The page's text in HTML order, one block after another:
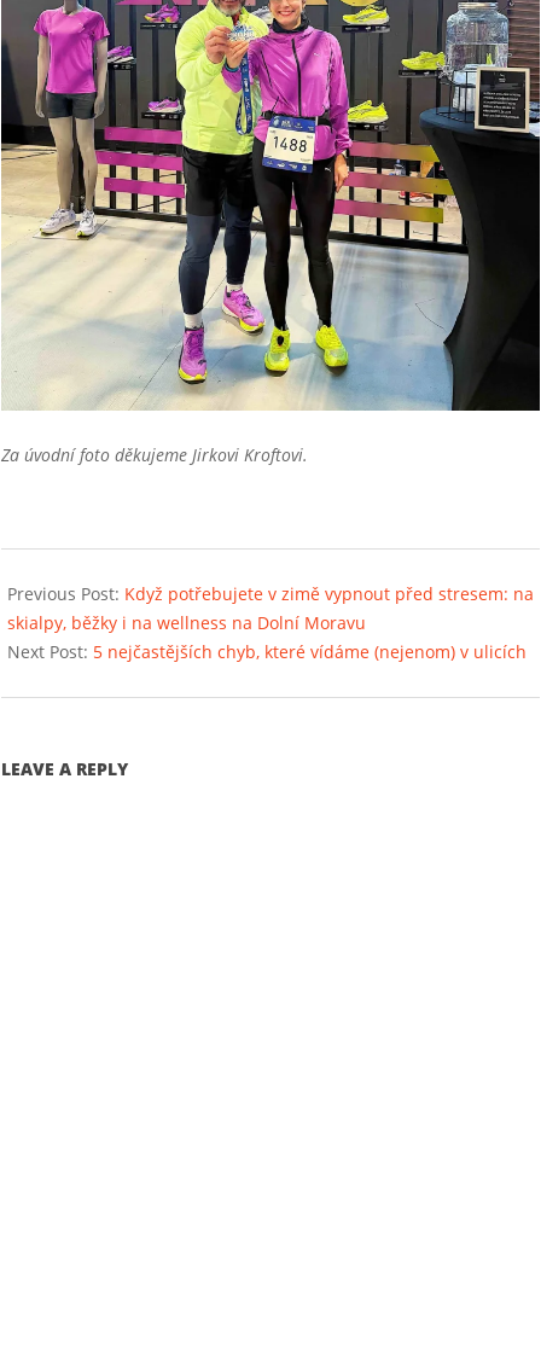
Za úvodní foto děkujeme Jirkovi Kroftovi.
02-
09
Previous Post: Když potřebujete v zimě vypnout před stresem: na
skialpy, běžky i na wellness na Dolní Moravu
Next Post: 5 nejčastějších chyb, které vídáme (nejenom) v ulicích
LEAVE A REPLY